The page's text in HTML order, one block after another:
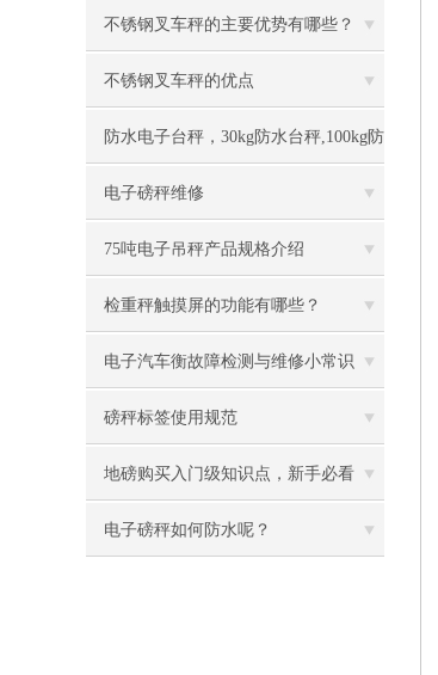
不锈钢叉车秤的主要优势有哪些？
不锈钢叉车秤的优点
防水电子台秤，30kg防水台秤,100kg防
水台秤，150kg防水台秤
电子磅秤维修
75吨电子吊秤产品规格介绍
检重秤触摸屏的功能有哪些？
电子汽车衡故障检测与维修小常识
磅秤标签使用规范
地磅购买入门级知识点，新手必看
电子磅秤如何防水呢？